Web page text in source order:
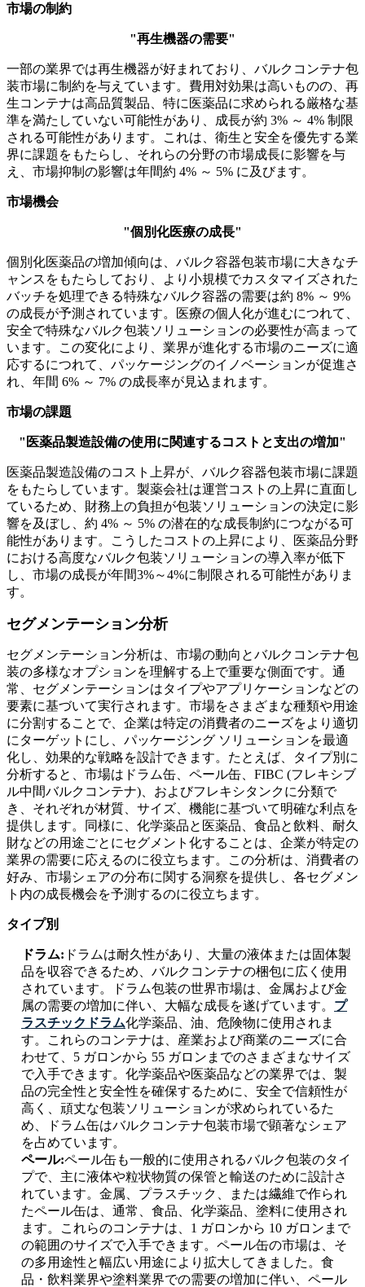
市場の制約
"再生機器の需要"
一部の業界では再生機器が好まれており、バルクコンテナ包
装市場に制約を与えています。費用対効果は高いものの、再
生コンテナは高品質製品、特に医薬品に求められる厳格な基
準を満たしていない可能性があり、成長が約 3% ～ 4% 制限
される可能性があります。これは、衛生と安全を優先する業
界に課題をもたらし、それらの分野の市場成長に影響を与
え、市場抑制の影響は年間約 4% ～ 5% に及びます。
市場機会
"個別化医療の成長"
個別化医薬品の増加傾向は、バルク容器包装市場に大きなチ
ャンスをもたらしており、より小規模でカスタマイズされた
バッチを処理できる特殊なバルク容器の需要は約 8% ～ 9%
の成長が予測されています。医療の個人化が進むにつれて、
安全で特殊なバルク包装ソリューションの必要性が高まって
います。この変化により、業界が進化する市場のニーズに適
応するにつれて、パッケージングのイノベーションが促進さ
れ、年間 6% ～ 7% の成長率が見込まれます。
市場の課題
"医薬品製造設備の使用に関連するコストと支出の増加"
医薬品製造設備のコスト上昇が、バルク容器包装市場に課題
をもたらしています。製薬会社は運営コストの上昇に直面し
ているため、財務上の負担が包装ソリューションの決定に影
響を及ぼし、約 4% ～ 5% の潜在的な成長制約につながる可
能性があります。こうしたコストの上昇により、医薬品分野
における高度なバルク包装ソリューションの導入率が低下
し、市場の成長が年間3%～4%に制限される可能性がありま
す。
セグメンテーション分析
セグメンテーション分析は、市場の動向とバルクコンテナ包
装の多様なオプションを理解する上で重要な側面です。通
常、セグメンテーションはタイプやアプリケーションなどの
要素に基づいて実行されます。市場をさまざまな種類や用途
に分割することで、企業は特定の消費者のニーズをより適切
にターゲットにし、パッケージング ソリューションを最適
化し、効果的な戦略を設計できます。たとえば、タイプ別に
分析すると、市場はドラム缶、ペール缶、FIBC (フレキシブ
ル中間バルクコンテナ)、およびフレキシタンクに分類で
き、それぞれが材質、サイズ、機能に基づいて明確な利点を
提供します。同様に、化学薬品と医薬品、食品と飲料、耐久
財などの用途ごとにセグメント化することは、企業が特定の
業界の需要に応えるのに役立ちます。この分析は、消費者の
好み、市場シェアの分布に関する洞察を提供し、各セグメン
ト内の成長機会を予測するのに役立ちます。
タイプ別
ドラム: ドラムは耐久性があり、大量の液体または固体製
品を収容できるため、バルクコンテナの梱包に広く使用
されています。ドラム包装の世界市場は、金属および金
属の需要の増加に伴い、大幅な成長を遂げています。 プ
ラスチックドラム化学薬品、油、危険物に使用されま
す。これらのコンテナは、産業および商業のニーズに合
わせて、5 ガロンから 55 ガロンまでのさまざまなサイズ
で入手できます。化学薬品や医薬品などの業界では、製
品の完全性と安全性を確保するために、安全で信頼性が
高く、頑丈な包装ソリューションが求められているた
め、ドラム缶はバルクコンテナ包装市場で顕著なシェア
を占めています。
ペール:ペール缶も一般的に使用されるバルク包装のタイ
プで、主に液体や粒状物質の保管と輸送のために設計さ
れています。金属、プラスチック、または繊維で作られ
たペール缶は、通常、食品、化学薬品、塗料に使用され
ます。これらのコンテナは、1 ガロンから 10 ガロンまで
の範囲のサイズで入手できます。ペール缶の市場は、そ
の多用途性と幅広い用途により拡大してきました。食
品・飲料業界や塗料業界での需要の増加に伴い、ペール